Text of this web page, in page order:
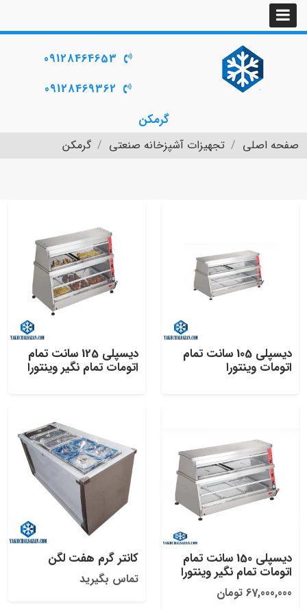
گرمکن
09128464653
09128469362
صفحه اصلی تجهیزات آشپزخانه صنعتی گرمکن
دیسپلی 105 سانت تمام
اتومات وینتورا
دیسپلی 125 سانت تمام
اتومات تمام نگیر وینتورا
دیسپلی 150 سانت تمام
اتومات تمام نگیر وینتورا
67,000,000 تومان
کانتر گرم هفت لگن
تماس بگیرید